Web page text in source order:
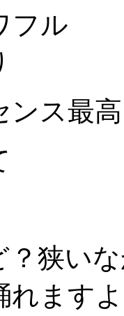
フル
ンス最高
？狭い
れます